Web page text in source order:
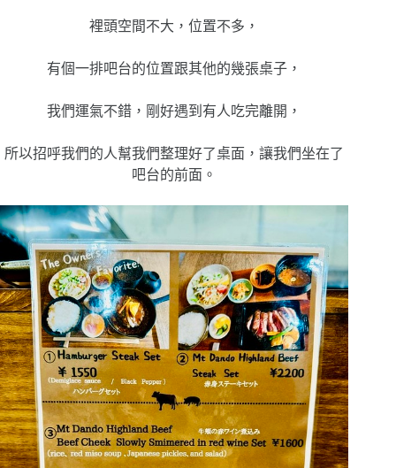
裡頭空間不大，位置不多，
有個一排吧台的位置跟其他的幾張桌子，
我們運氣不錯，剛好遇到有人吃完離開，
所以招呼我們的人幫我們整理好了桌面，讓我們坐在了
吧台的前面。